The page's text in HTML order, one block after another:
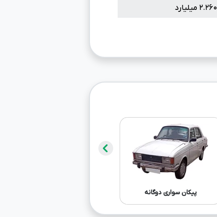
۲.۲۶۰ میلیارد
پیکان سواری دوگانه